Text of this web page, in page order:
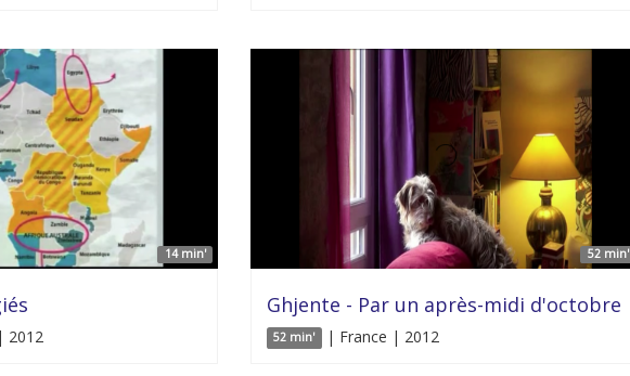
14 min' 52 min'
Ghjente - Par un après-midi d'octobre
52 min' | France | 2012